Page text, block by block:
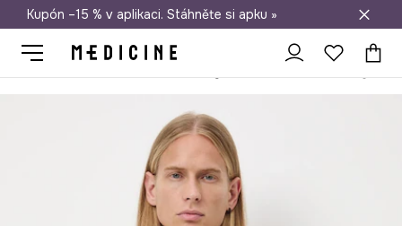
Doprava zdarma při nákupu nad 1 200 Kč
Kupón –15 % v aplikaci. Stáhněte si apku »